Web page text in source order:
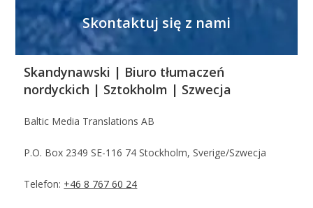
Skontaktuj się z nami
Skandynawski | Biuro tłumaczeń
nordyckich | Sztokholm | Szwecja
Baltic Media Translations AB
P.O. Box 2349 SE-116 74 Stockholm, Sverige/Szwecja
Telefon: +46 8 767 60 24